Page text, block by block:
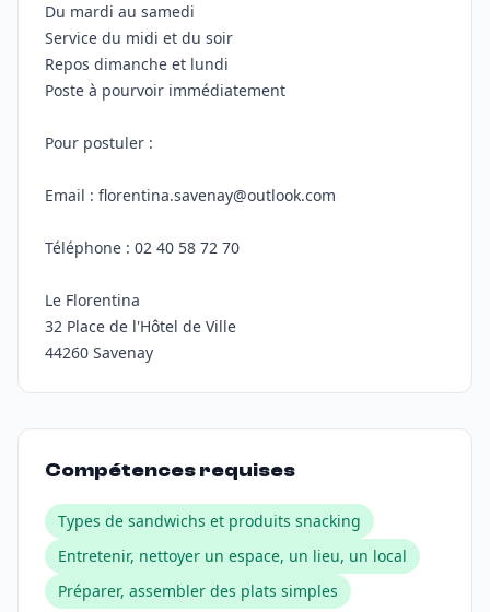
Du mardi au samedi
Service du midi et du soir
Repos dimanche et lundi
Poste à pourvoir immédiatement
Pour postuler :
Email : florentina.savenay@outlook.com
Téléphone : 02 40 58 72 70
Le Florentina
32 Place de l'Hôtel de Ville
44260 Savenay
Compétences requises
Types de sandwichs et produits snacking
Entretenir, nettoyer un espace, un lieu, un local
Préparer, assembler des plats simples